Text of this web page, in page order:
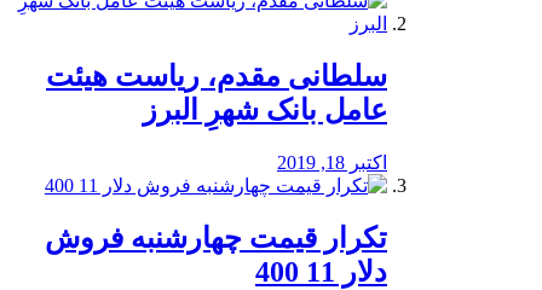
سلطانی مقدم، ریاست هیئت
عامل بانک شهرِ البرز
اکتبر 18, 2019
تکرار قیمت چهارشنبه فروش
دلار 11 400